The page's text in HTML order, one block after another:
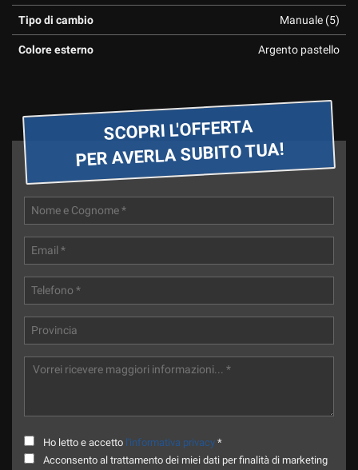
Tipo di cambio Manuale (5)
Colore esterno Argento pastello
SCOPRI L'OFFERTA
PER AVERLA SUBITO TUA!
Ho letto e accetto l'informativa privacy *
Acconsento al trattamento dei miei dati per finalità di marketing